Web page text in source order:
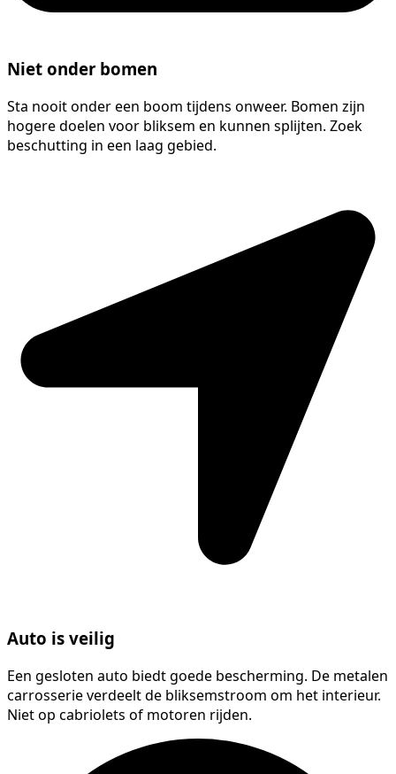
Niet onder bomen
Sta nooit onder een boom tijdens onweer. Bomen zijn
hogere doelen voor bliksem en kunnen splijten. Zoek
beschutting in een laag gebied.
Auto is veilig
Een gesloten auto biedt goede bescherming. De metalen
carrosserie verdeelt de bliksemstroom om het interieur.
Niet op cabriolets of motoren rijden.